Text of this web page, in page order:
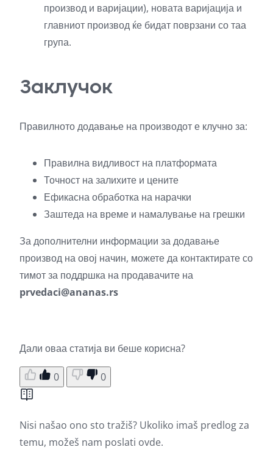
производ и варијации), новата варијација и
главниот производ ќе бидат поврзани со таа
група.
Заклучок
Правилното додавање на производот е клучно за:
Правилна видливост на платформата
Точност на залихите и цените
Ефикасна обработка на нарачки
Заштеда на време и намалување на грешки
За дополнителни информации за додавање
производ на овој начин, можете да контактирате со
тимот за поддршка на продавачите на
prvedaci@ananas.rs
Дали оваа статија ви беше корисна?
0 0
Nisi našao ono sto tražiš? Ukoliko imaš predlog za
temu, možeš nam poslati ovde.